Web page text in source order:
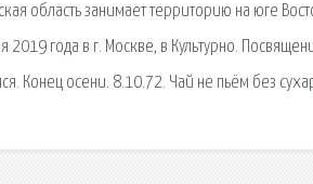
область занимает территорию на юге
2019 года в г. Москве, в Культурно.
Конец осени. 8.10.72. Чай не пьём без